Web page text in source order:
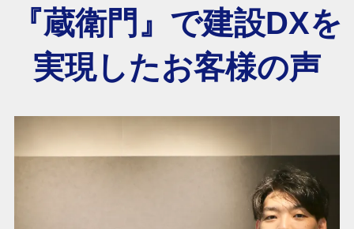
『蔵衛門』で建設DXを
実現したお客様の声